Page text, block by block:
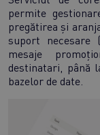
permite
pregătirea și
suport necesare
mesaje
destinatari, până
bazelor de date.